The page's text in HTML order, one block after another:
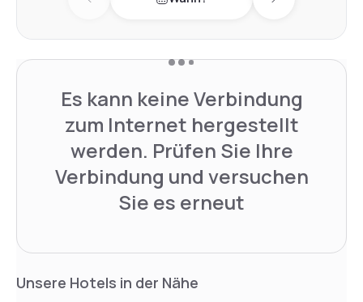
Previous day Next day
Es kann keine Verbindung
zum Internet hergestellt
werden. Prüfen Sie Ihre
Verbindung und versuchen
Sie es erneut
Unsere Hotels in der Nähe